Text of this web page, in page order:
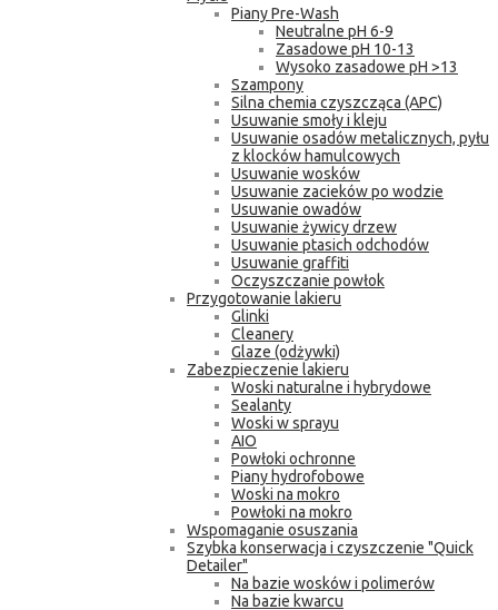
Piany Pre-Wash
Neutralne pH 6-9
Zasadowe pH 10-13
Wysoko zasadowe pH >13
Szampony
Silna chemia czyszcząca (APC)
Usuwanie smoły i kleju
Usuwanie osadów metalicznych, pyłu
z klocków hamulcowych
Usuwanie wosków
Usuwanie zacieków po wodzie
Usuwanie owadów
Usuwanie żywicy drzew
Usuwanie ptasich odchodów
Usuwanie graffiti
Oczyszczanie powłok
Przygotowanie lakieru
Glinki
Cleanery
Glaze (odżywki)
Zabezpieczenie lakieru
Woski naturalne i hybrydowe
Sealanty
Woski w sprayu
AIO
Powłoki ochronne
Piany hydrofobowe
Woski na mokro
Powłoki na mokro
Wspomaganie osuszania
Szybka konserwacja i czyszczenie "Quick
Detailer"
Na bazie wosków i polimerów
Na bazie kwarcu